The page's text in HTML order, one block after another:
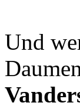
Und